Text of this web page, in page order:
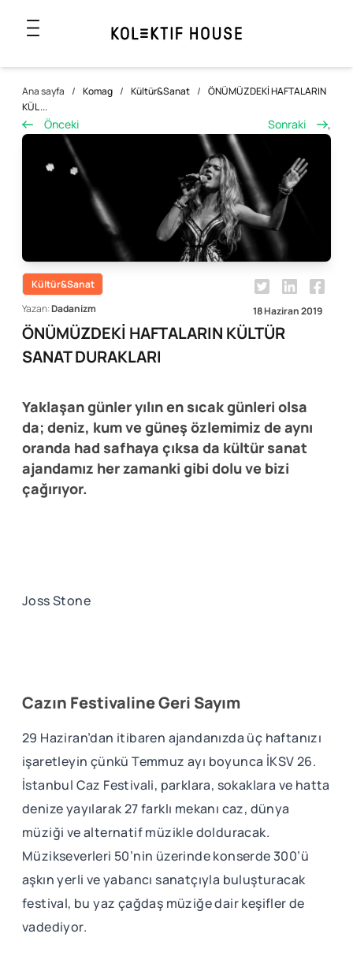
Ana sayfa / Komag / Kültür&Sanat / ÖNÜMÜZDEKİ HAFTALARIN
KÜL ...
Önceki Sonraki ,
Kültür&Sanat
Yazan:Dadanizm 18 Haziran 2019
ÖNÜMÜZDEKİ HAFTALARIN KÜLTÜR
SANAT DURAKLARI
Yaklaşan günler yılın en sıcak günleri olsa
da; deniz, kum ve güneş özlemimiz de aynı
oranda had safhaya çıksa da kültür sanat
ajandamız her zamanki gibi dolu ve bizi
çağırıyor.
Joss Stone
Cazın Festivaline Geri Sayım
29 Haziran’dan itibaren ajandanızda üç haftanızı
işaretleyin çünkü Temmuz ayı boyunca İKSV 26.
İstanbul Caz Festivali, parklara, sokaklara ve hatta
denize yayılarak 27 farklı mekanı caz, dünya
müziği ve alternatif müzikle dolduracak.
Müzikseverleri 50’nin üzerinde konserde 300’ü
aşkın yerli ve yabancı sanatçıyla buluşturacak
festival, bu yaz çağdaş müziğe dair keşifler de
vadediyor.